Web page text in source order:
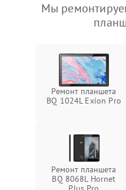
Мы
Ремонт планшета
BQ 1024L Exion Pro
Ремонт планшета
BQ 8068L Hornet